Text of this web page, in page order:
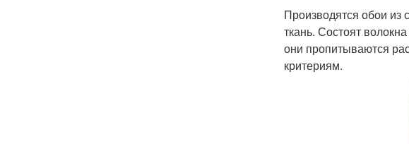
Производятся обои из
ткань. Состоят
они пропитываются
критериям.